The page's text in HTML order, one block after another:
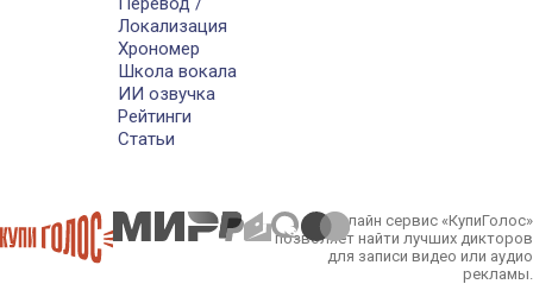
Локализация
Хрономер
Школа вокала
ИИ озвучка
Рейтинги
Статьи
Онлайн сервис «КупиГолос»
позволяет найти лучших дикторов
для записи видео или аудио
рекламы.